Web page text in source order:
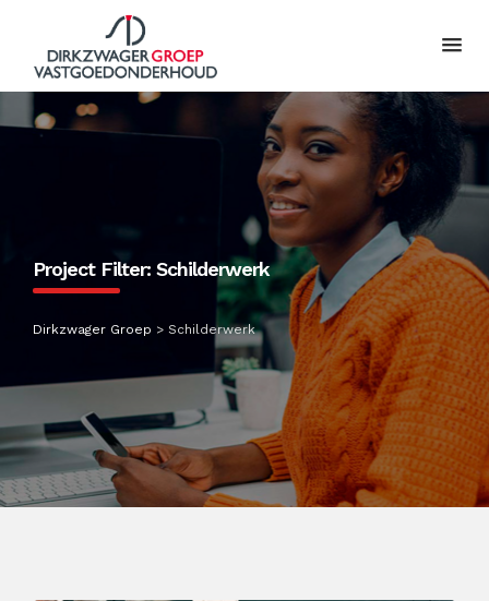
Project Filter: Schilderwerk
Dirkzwager Groep > Schilderwerk